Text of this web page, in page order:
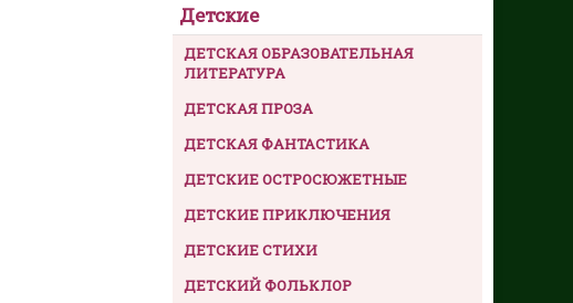
Детские
ДЕТСКАЯ ОБРАЗОВАТЕЛЬНАЯ
ЛИТЕРАТУРА
ДЕТСКАЯ ПРОЗА
ДЕТСКАЯ ФАНТАСТИКА
ДЕТСКИЕ ОСТРОСЮЖЕТНЫЕ
ДЕТСКИЕ ПРИКЛЮЧЕНИЯ
ДЕТСКИЕ СТИХИ
ДЕТСКИЙ ФОЛЬКЛОР